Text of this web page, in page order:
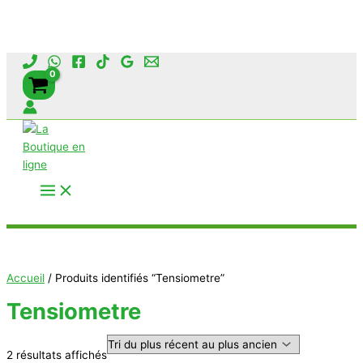
Aller
contenu
Accueil / Produits identifiés “Tensiometre”
Tensiometre
2 résultats affichésTrié